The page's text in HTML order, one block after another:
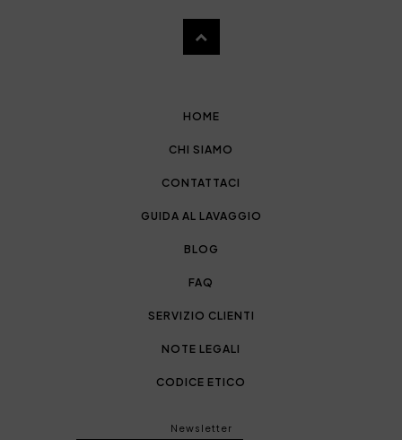
HOME
CHI SIAMO
CONTATTACI
GUIDA AL LAVAGGIO
BLOG
FAQ
SERVIZIO CLIENTI
NOTE LEGALI
CODICE ETICO
Newsletter